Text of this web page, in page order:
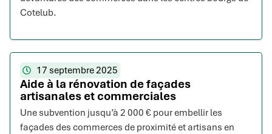
Cotelub.
17 septembre 2025
Aide à la rénovation de façades
artisanales et commerciales
Une subvention jusqu’à 2 000 € pour embellir les
façades des commerces de proximité et artisans en